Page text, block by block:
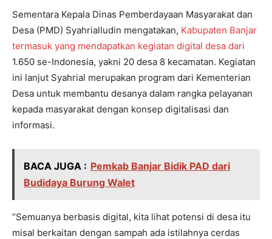
Sementara Kepala Dinas Pemberdayaan Masyarakat dan
Desa (PMD) Syahrialludin mengatakan, Kabupaten Banjar
termasuk yang mendapatkan kegiatan digital desa dari
1.650 se-Indonesia, yakni 20 desa 8 kecamatan. Kegiatan
ini lanjut Syahrial merupakan program dari Kementerian
Desa untuk membantu desanya dalam rangka pelayanan
kepada masyarakat dengan konsep digitalisasi dan
informasi.
BACA JUGA : Pemkab Banjar Bidik PAD dari
Budidaya Burung Walet
“Semuanya berbasis digital, kita lihat potensi di desa itu
misal berkaitan dengan sampah ada istilahnya cerdas